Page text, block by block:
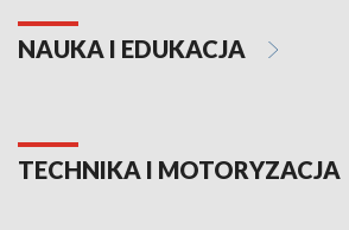
NAUKA I EDUKACJA
TECHNIKA I MOTORYZACJA